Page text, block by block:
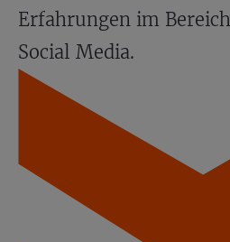
Erfahrungen im Bereich
Social Media.